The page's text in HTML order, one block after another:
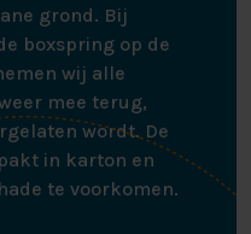
grond. Bij
boxspring op de
wij alle
mee terug,
wordt. De
in karton en
te voorkomen.